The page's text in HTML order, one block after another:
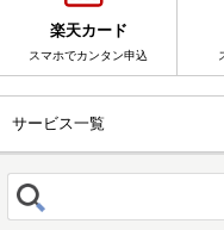
楽天カード
スマホでカンタン申込
サービス一覧